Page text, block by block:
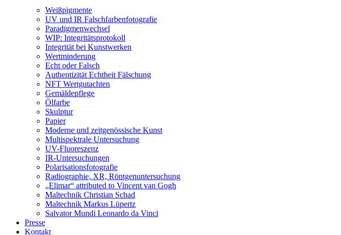
Weißpigmente
UV und IR Falschfarbenfotografie
Paradigmenwechsel
WIP: Integritätsprotokoll
Integrität bei Kunstwerken
Wertminderung
Echt oder Falsch
Authentizität Echtheit Fälschung
NFT Wertgutachten
Gemäldepflege
Ölfarbe
Skulptur
Papier
Moderne und zeitgenössische Kunst
Multispektrale Untersuchung
UV-Fluoreszenz
IR-Untersuchungen
Polarisationsfotografie
Radiographie, XR, Röntgenuntersuchung
„Elimar“ attributed to Vincent van Gogh
Maltechnik Christian Schad
Maltechnik Markus Lüpertz
Salvator Mundi Leonardo da Vinci
Presse
Kontakt